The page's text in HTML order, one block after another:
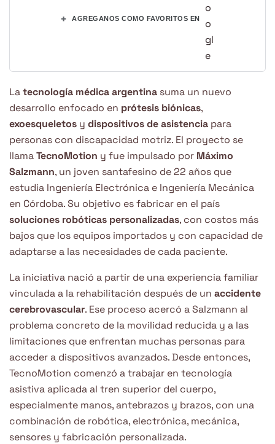
+ AGREGANOS COMO FAVORITOS EN
Latecnología médica argentina suma un nuevo
desarrollo enfocado en prótesis biónicas,
exoesqueletos y dispositivos de asistencia para
personas con discapacidad motriz. El proyecto se
llamaTecnoMotion y fue impulsado por Máximo
Salzmann, un joven santafesino de 22 años que
estudia Ingeniería Electrónica e Ingeniería Mecánica
en Córdoba. Su objetivo es fabricar en el país
soluciones robóticas personalizadas, con costos más
bajos que los equipos importados y con capacidad de
adaptarse a las necesidades de cada paciente.
La iniciativa nació a partir de una experiencia familiar
vinculada a la rehabilitación después de un accidente
cerebrovascular. Ese proceso acercó a Salzmann al
problema concreto de la movilidad reducida y a las
limitaciones que enfrentan muchas personas para
acceder a dispositivos avanzados. Desde entonces,
TecnoMotion comenzó a trabajar en tecnología
asistiva aplicada al tren superior del cuerpo,
especialmente manos, antebrazos y brazos, con una
combinación de robótica, electrónica, mecánica,
sensores y fabricación personalizada.